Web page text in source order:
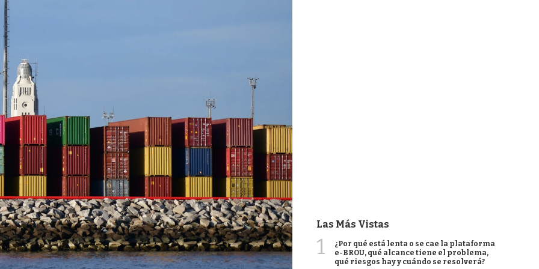
Las Más Vistas
1
¿Por qué está lenta o se cae la plataforma
e-BROU, qué alcance tiene el problema,
qué riesgos hay y cuándo se resolverá?